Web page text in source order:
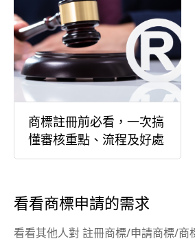
商標註冊前必看，一次搞
懂審核重點、流程及好處
看看商標申請的需求
看看其他人對 註冊商標/申請商標/商